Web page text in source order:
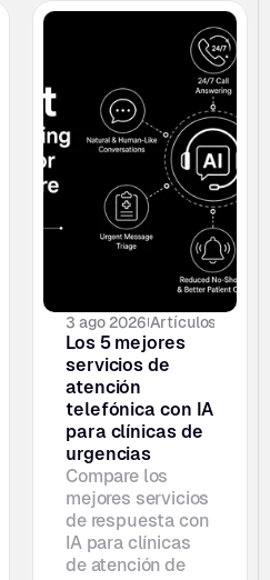
3 ago 2026 Artículos
Los 5 mejores
servicios de
atención
telefónica con IA
para clínicas de
urgencias
Compare los
mejores servicios
de respuesta con
IA para clínicas
de atención de